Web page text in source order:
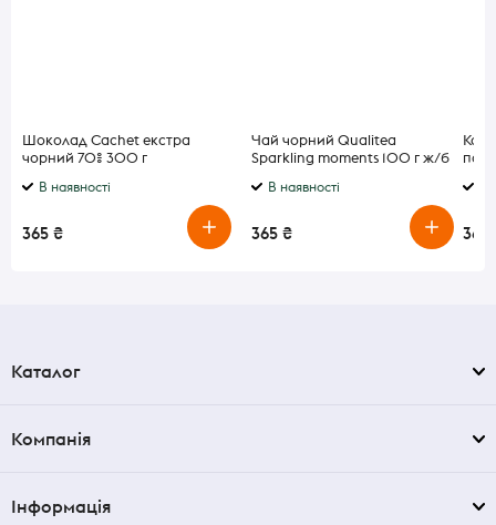
Шоколад Cachet екстра
чорний 70% 300 г
В наявності
365 ₴
Чай чорний Qualitea
Sparkling moments 100 г ж/б
В наявності
365 ₴ 365
Каталог
Компанія
Інформація